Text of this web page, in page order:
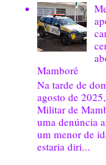
Mamborê
Na tarde de
agosto de
Militar de
uma denúncia
um menor de
estaria diri...